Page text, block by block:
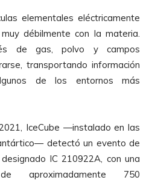
elementales eléctricamente
débilmente con la materia.
de gas, polvo y campos
transportando información
de los entornos más
IceCube —instalado en las
detectó un evento de
IC 210922A, con una
aproximadamente 750